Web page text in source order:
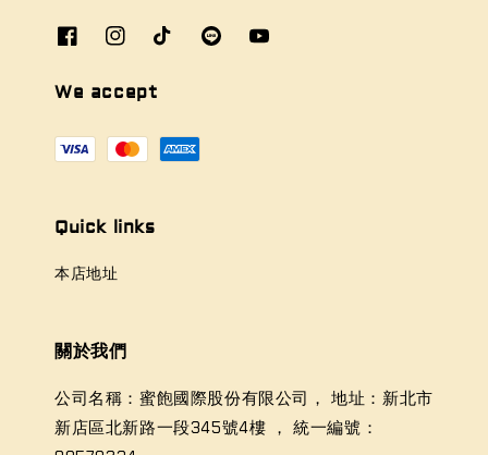
We accept
Quick links
本店地址
關於我們
公司名稱：蜜飽國際股份有限公司， 地址：新北市
新店區北新路一段345號4樓 ， 統一編號：